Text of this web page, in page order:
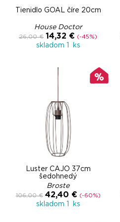
Tienidlo GOAL číre 20cm
House Doctor
26,00 € 14,32 € (-45%)
skladom 1 ks
Luster CAJO 37cm
šedohnedý
Broste
106,00 € 42,40 € (-60%)
skladom 1 ks